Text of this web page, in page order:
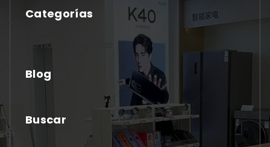
Categorías
No hay categorías
Blog
Buscar